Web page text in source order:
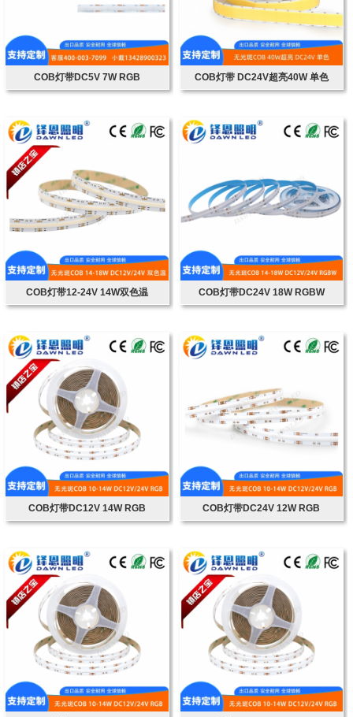
COB灯带DC5V 7W RGB COB灯带 DC24V超亮40W 单色
COB灯带12-24V 14W双色温 COB灯带DC24V 18W RGBW
COB灯带DC12V 14W RGB COB灯带DC24V 12W RGB